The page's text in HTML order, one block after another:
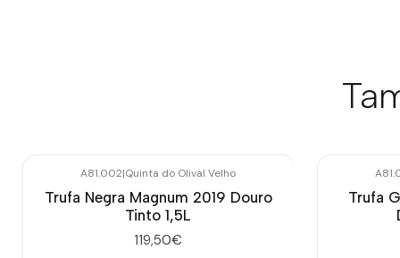
A81.002|Quinta do Olival Velho
Trufa Negra Magnum 2019 Douro
Tinto 1,5L
119,50€
Trufa